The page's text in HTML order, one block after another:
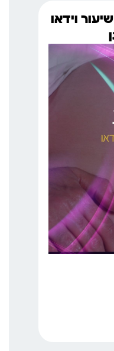
Metamatica Aesthetics שיעור וידאו